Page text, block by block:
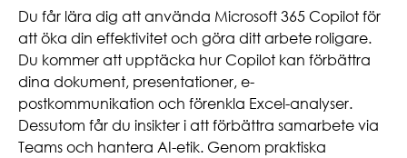
Du får lära dig att använda Microsoft 365 Copilot för
att öka din effektivitet och göra ditt arbete roligare.
Du kommer att upptäcka hur Copilot kan förbättra
dina dokument, presentationer, e-
postkommunikation och förenkla Excel-analyser.
Dessutom får du insikter i att förbättra samarbete via
Teams och hantera AI-etik. Genom praktiska